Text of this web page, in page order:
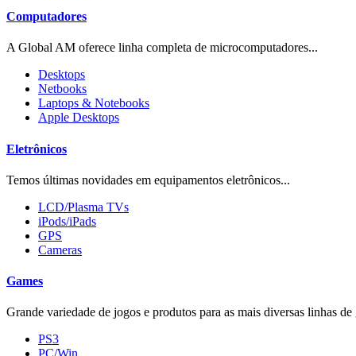
Computadores
A Global AM oferece linha completa de microcomputadores...
Desktops
Netbooks
Laptops & Notebooks
Apple Desktops
Eletrônicos
Temos últimas novidades em equipamentos eletrônicos...
LCD/Plasma TVs
iPods/iPads
GPS
Cameras
Games
Grande variedade de jogos e produtos para as mais diversas linhas de
PS3